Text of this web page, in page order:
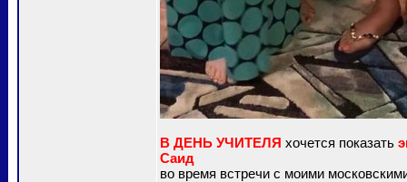
В ДЕНЬ УЧИТЕЛЯ хочется показать
Саид
во время встречи с моими